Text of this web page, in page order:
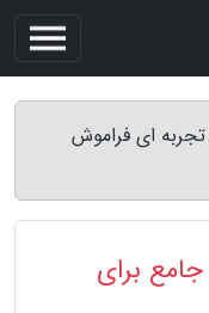
ای فراموش
برای